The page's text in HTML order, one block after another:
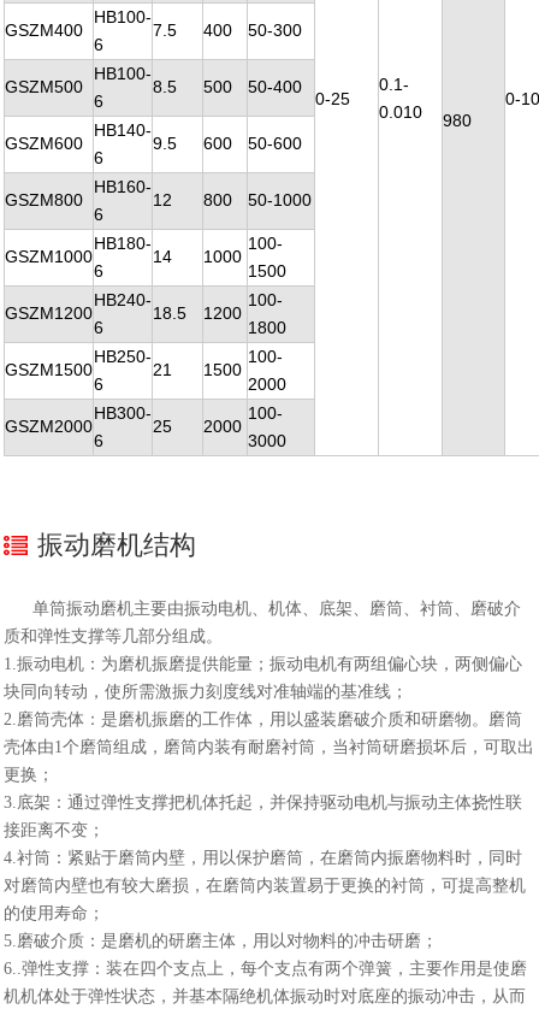
0-25
0.1-
0.010
0-10
980
GSZM400
HB100-
6
7.5 400 50-300
GSZM500
HB100-
6
8.5 500 50-400
GSZM600
HB140-
6
9.5 600 50-600
GSZM800
HB160-
6
12 800 50-1000
GSZM1000
HB180-
6
14 1000
100-
1500
GSZM1200
HB240-
6
18.5 1200
100-
1800
GSZM1500
HB250-
6
21 1500
100-
2000
GSZM2000
HB300-
6
25 2000
100-
3000
振动磨机结构
单筒振动磨机主要由振动电机、机体、底架、磨筒、衬筒、磨破介
质和弹性支撑等几部分组成。
1.振动电机：为磨机振磨提供能量；振动电机有两组偏心块，两侧偏心
块同向转动，使所需激振力刻度线对准轴端的基准线；
2.磨筒壳体：是磨机振磨的工作体，用以盛装磨破介质和研磨物。磨筒
壳体由1个磨筒组成，磨筒内装有耐磨衬筒，当衬筒研磨损坏后，可取出
更换；
3.底架：通过弹性支撑把机体托起，并保持驱动电机与振动主体挠性联
接距离不变；
4.衬筒：紧贴于磨筒内壁，用以保护磨筒，在磨筒内振磨物料时，同时
对磨筒内壁也有较大磨损，在磨筒内装置易于更换的衬筒，可提高整机
的使用寿命；
5.磨破介质：是磨机的研磨主体，用以对物料的冲击研磨；
6..弹性支撑：装在四个支点上，每个支点有两个弹簧，主要作用是使磨
机机体处于弹性状态，并基本隔绝机体振动时对底座的振动冲击，从而